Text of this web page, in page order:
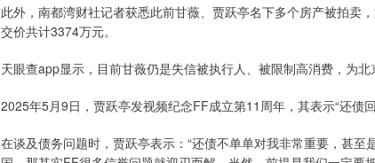
此外，南都湾财社记者获悉此前甘薇、贾跃亭名下多个房产被拍卖
交价共计3374万元。
天眼查app显示，目前甘薇仍是失信被执行人、被限制高消费，为
2025年5月9日，贾跃亭发视频纪念FF成立第11周年，其表示“还债
在谈及债务问题时，贾跃亭表示：“还债不单单对我非常重要，甚